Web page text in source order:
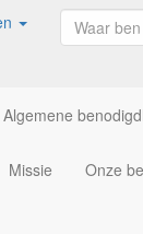
Algemene
Missie Onze